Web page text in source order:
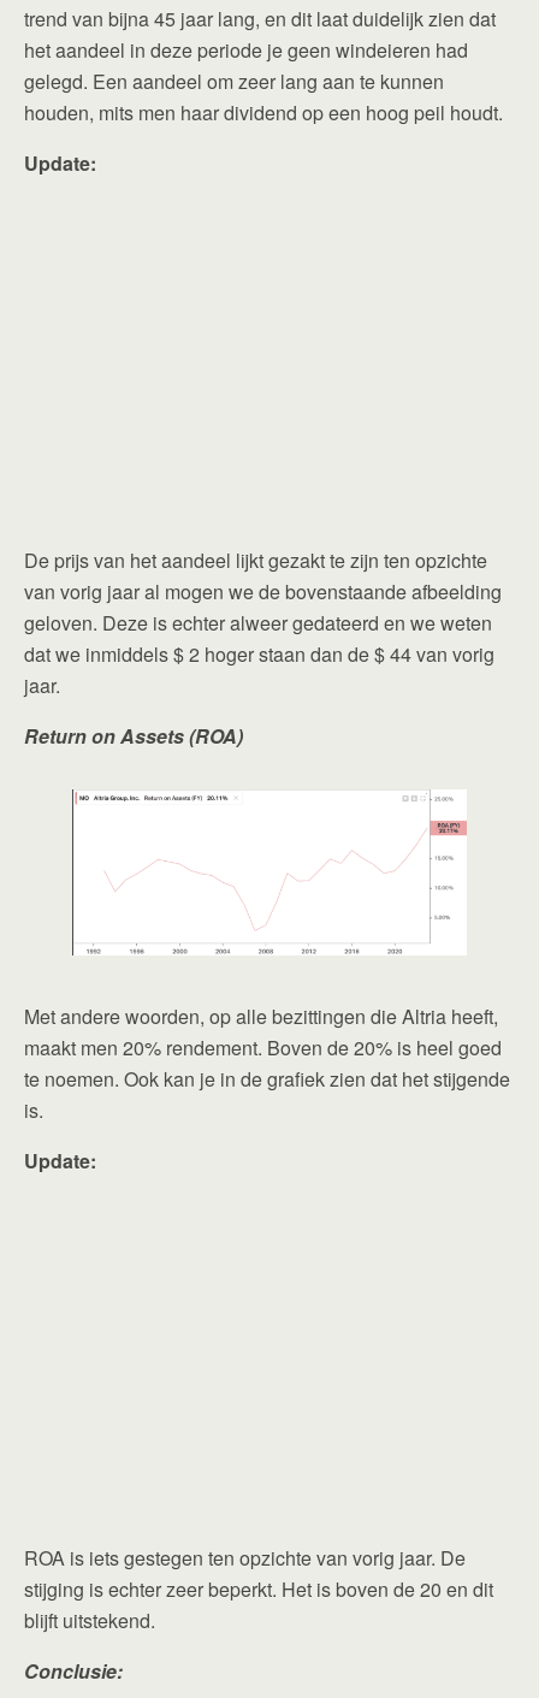
trend van bijna 45 jaar lang, en dit laat duidelijk zien dat
het aandeel in deze periode je geen windeieren had
gelegd. Een aandeel om zeer lang aan te kunnen
houden, mits men haar dividend op een hoog peil houdt.
Update:
De prijs van het aandeel lijkt gezakt te zijn ten opzichte
van vorig jaar al mogen we de bovenstaande afbeelding
geloven. Deze is echter alweer gedateerd en we weten
dat we inmiddels $ 2 hoger staan dan de $ 44 van vorig
jaar.
Return on Assets (ROA)
Met andere woorden, op alle bezittingen die Altria heeft,
maakt men 20% rendement. Boven de 20% is heel goed
te noemen. Ook kan je in de grafiek zien dat het stijgende
is.
Update:
ROA is iets gestegen ten opzichte van vorig jaar. De
stijging is echter zeer beperkt. Het is boven de 20 en dit
blijft uitstekend.
Conclusie: